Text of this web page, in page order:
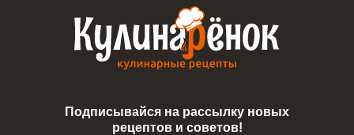
Подписывайся на рассылку новых
рецептов и советов!